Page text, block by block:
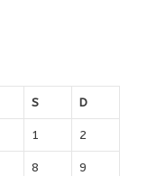
S D
1 2
8 9